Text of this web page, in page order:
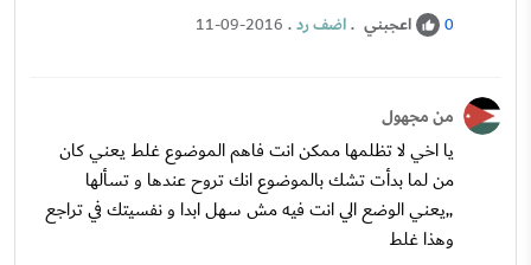
0 اعجبني .اضف رد.
11-09-2016
من مجهول
يا اخي لا تظلمها ممكن انت فاهم الموضوع غلط يعني كان
من لما بدأت تشك بالموضوع انك تروح عندها و تسألها
,,يعني الوضع الي انت فيه مش سهل ابدا و نفسيتك في تراجع
وهذا غلط